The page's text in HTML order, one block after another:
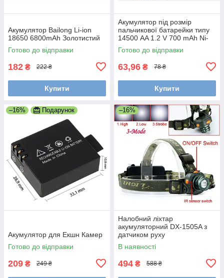
Акумулятор Bailong Li-ion
18650 6800mAh Золотистий
Готово до відправки
182 ₴ 222 ₴
Купити
Акумулятор під розмір
пальчикової батарейки типу
14500 AA 1.2 V 700 mAh Ni-
Cd, діаметр 14 мм, довжина
50 мм.
Готово до відправки
63,96 ₴ 78 ₴
Купити
–16% Подарунок
Акумулятор для Екшн Камер
Готово до відправки
209 ₴ 249 ₴
–16%
Налобний ліхтар
акумуляторний DX-1505A з
датчиком руху
В наявності
494 ₴ 588 ₴